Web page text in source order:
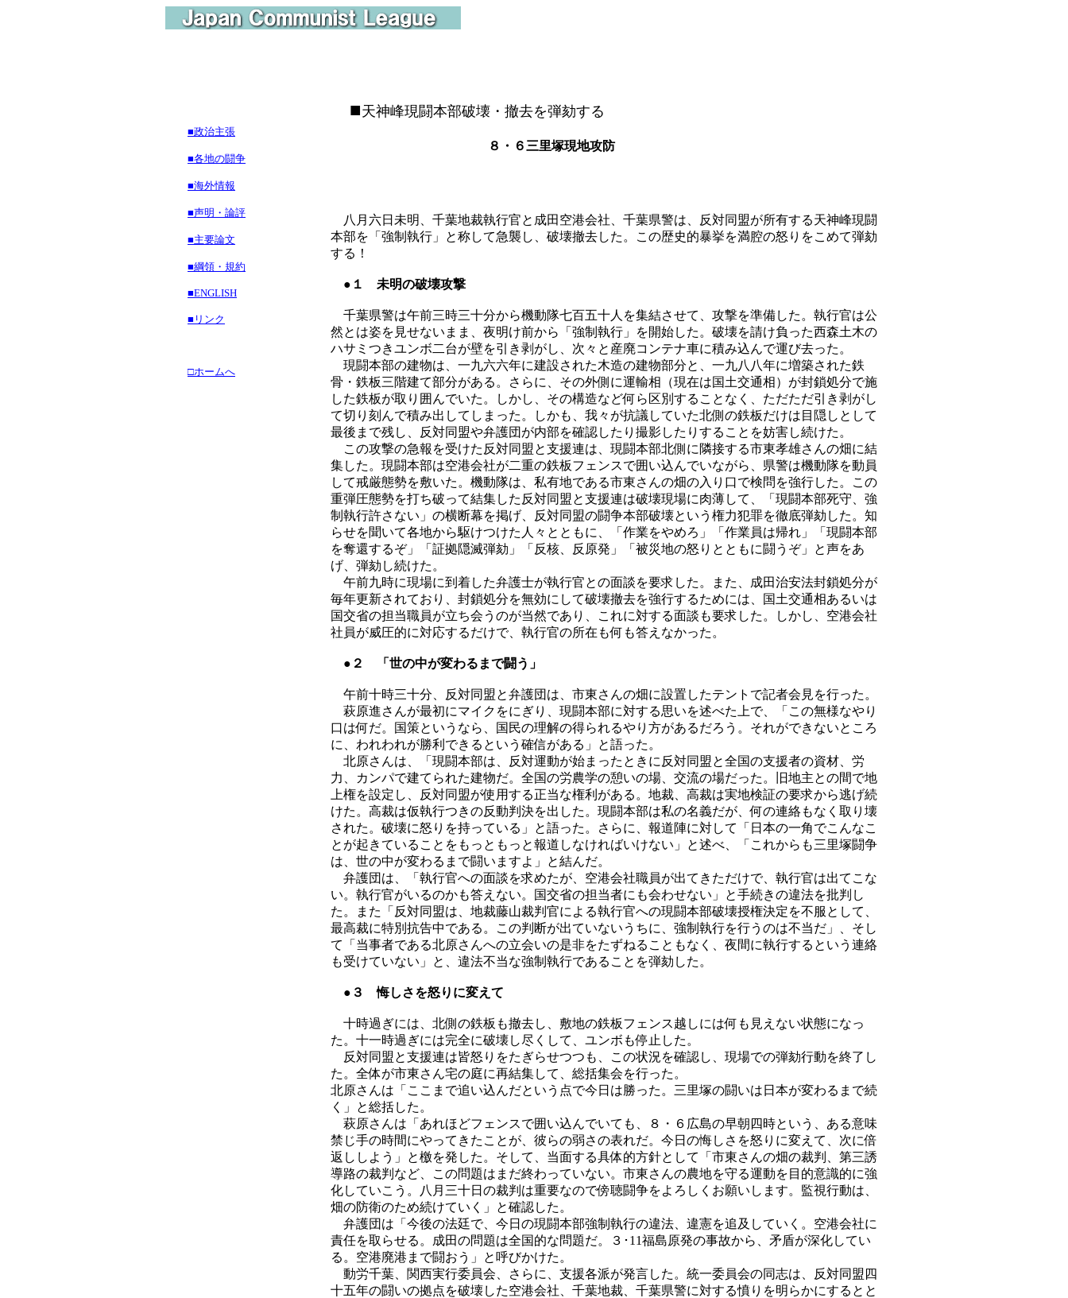
■政治主張
■各地の闘争
■海外情報
■声明・論評
■主要論文
■綱領・規約
■ENGLISH
■リンク
□ホームへ
■天神峰現闘本部破壊・撤去を弾劾する
８・６三里塚現地攻防
八月六日未明、千葉地裁執行官と成田空港会社、千葉県警は、反対同盟が所有する天神峰現闘
本部を「強制執行」と称して急襲し、破壊撤去した。この歴史的暴挙を満腔の怒りをこめて弾劾
する！
●１ 未明の破壊攻撃
千葉県警は午前三時三十分から機動隊七百五十人を集結させて、攻撃を準備した。執行官は公
然とは姿を見せないまま、夜明け前から「強制執行」を開始した。破壊を請け負った西森土木の
ハサミつきユンボ二台が壁を引き剥がし、次々と産廃コンテナ車に積み込んで運び去った。
現闘本部の建物は、一九六六年に建設された木造の建物部分と、一九八八年に増築された鉄
骨・鉄板三階建て部分がある。さらに、その外側に運輸相（現在は国土交通相）が封鎖処分で施
した鉄板が取り囲んでいた。しかし、その構造など何ら区別することなく、ただただ引き剥がし
て切り刻んで積み出してしまった。しかも、我々が抗議していた北側の鉄板だけは目隠しとして
最後まで残し、反対同盟や弁護団が内部を確認したり撮影したりすることを妨害し続けた。
この攻撃の急報を受けた反対同盟と支援連は、現闘本部北側に隣接する市東孝雄さんの畑に結
集した。現闘本部は空港会社が二重の鉄板フェンスで囲い込んでいながら、県警は機動隊を動員
して戒厳態勢を敷いた。機動隊は、私有地である市東さんの畑の入り口で検問を強行した。この
重弾圧態勢を打ち破って結集した反対同盟と支援連は破壊現場に肉薄して、「現闘本部死守、強
制執行許さない」の横断幕を掲げ、反対同盟の闘争本部破壊という権力犯罪を徹底弾劾した。知
らせを聞いて各地から駆けつけた人々とともに、「作業をやめろ」「作業員は帰れ」「現闘本部
を奪還するぞ」「証拠隠滅弾劾」「反核、反原発」「被災地の怒りとともに闘うぞ」と声をあ
げ、弾劾し続けた。
午前九時に現場に到着した弁護士が執行官との面談を要求した。また、成田治安法封鎖処分が
毎年更新されており、封鎖処分を無効にして破壊撤去を強行するためには、国土交通相あるいは
国交省の担当職員が立ち会うのが当然であり、これに対する面談も要求した。しかし、空港会社
社員が威圧的に対応するだけで、執行官の所在も何も答えなかった。
●２ 「世の中が変わるまで闘う」
午前十時三十分、反対同盟と弁護団は、市東さんの畑に設置したテントで記者会見を行った。
萩原進さんが最初にマイクをにぎり、現闘本部に対する思いを述べた上で、「この無様なやり
口は何だ。国策というなら、国民の理解の得られるやり方があるだろう。それができないところ
に、われわれが勝利できるという確信がある」と語った。
北原さんは、「現闘本部は、反対運動が始まったときに反対同盟と全国の支援者の資材、労
力、カンパで建てられた建物だ。全国の労農学の憩いの場、交流の場だった。旧地主との間で地
上権を設定し、反対同盟が使用する正当な権利がある。地裁、高裁は実地検証の要求から逃げ続
けた。高裁は仮執行つきの反動判決を出した。現闘本部は私の名義だが、何の連絡もなく取り壊
された。破壊に怒りを持っている」と語った。さらに、報道陣に対して「日本の一角でこんなこ
とが起きていることをもっともっと報道しなければいけない」と述べ、「これからも三里塚闘争
は、世の中が変わるまで闘いますよ」と結んだ。
弁護団は、「執行官への面談を求めたが、空港会社職員が出てきただけで、執行官は出てこな
い。執行官がいるのかも答えない。国交省の担当者にも会わせない」と手続きの違法を批判し
た。また「反対同盟は、地裁藤山裁判官による執行官への現闘本部破壊授権決定を不服として、
最高裁に特別抗告中である。この判断が出ていないうちに、強制執行を行うのは不当だ」、そし
て「当事者である北原さんへの立会いの是非をたずねることもなく、夜間に執行するという連絡
も受けていない」と、違法不当な強制執行であることを弾劾した。
●３ 悔しさを怒りに変えて
十時過ぎには、北側の鉄板も撤去し、敷地の鉄板フェンス越しには何も見えない状態になっ
た。十一時過ぎには完全に破壊し尽くして、ユンボも停止した。
反対同盟と支援連は皆怒りをたぎらせつつも、この状況を確認し、現場での弾劾行動を終了し
た。全体が市東さん宅の庭に再結集して、総括集会を行った。
北原さんは「ここまで追い込んだという点で今日は勝った。三里塚の闘いは日本が変わるまで続
く」と総括した。
萩原さんは「あれほどフェンスで囲い込んでいても、８・６広島の早朝四時という、ある意味
禁じ手の時間にやってきたことが、彼らの弱さの表れだ。今日の悔しさを怒りに変えて、次に倍
返ししよう」と檄を発した。そして、当面する具体的方針として「市東さんの畑の裁判、第三誘
導路の裁判など、この問題はまだ終わっていない。市東さんの農地を守る運動を目的意識的に強
化していこう。八月三十日の裁判は重要なので傍聴闘争をよろしくお願いします。監視行動は、
畑の防衛のため続けていく」と確認した。
弁護団は「今後の法廷で、今日の現闘本部強制執行の違法、違憲を追及していく。空港会社に
責任を取らせる。成田の問題は全国的な問題だ。３･11福島原発の事故から、矛盾が深化してい
る。空港廃港まで闘おう」と呼びかけた。
動労千葉、関西実行委員会、さらに、支援各派が発言した。統一委員会の同志は、反対同盟四
十五年の闘いの拠点を破壊した空港会社、千葉地裁、千葉県警に対する憤りを明らかにするとと